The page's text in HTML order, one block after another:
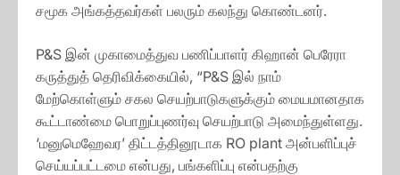
சமூக அங்கத்தவர்கள் பலரும் கலந்து கொண்டனர்.
P&S இன் முகாமைத்துவ பணிப்பாளர் கிஹான் பெரேரா
கருத்துத் தெரிவிக்கையில், “P&S இல் நாம்
மேற்கொள்ளும் சகல செயற்பாடுகளுக்கும் மையமானதாக
கூட்டாண்மை பொறுப்புணர்வு செயற்பாடு அமைந்துள்ளது.
‘மனுமெஹேவர’ திட்டத்தினூடாக RO plant அன்பளிப்புச்
செய்யப்பட்டமை என்பது, பங்களிப்பு என்பதற்கு